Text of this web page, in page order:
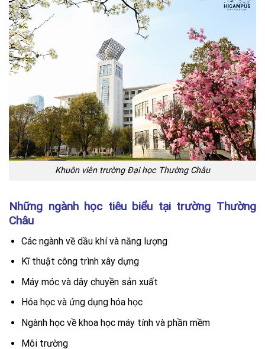
Khuôn viên trường Đại học Thường Châu
Những ngành học tiêu biểu tại trường Thường
Châu
Các ngành về dầu khí và năng lượng
Kĩ thuật công trình xây dựng
Máy móc và dây chuyền sản xuất
Hóa học và ứng dụng hóa học
Ngành học về khoa học máy tính và phần mềm
Môi trường